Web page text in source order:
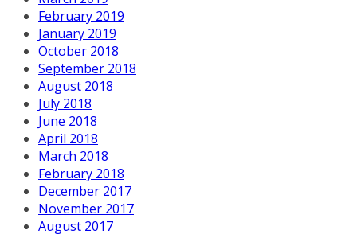
February 2019
January 2019
October 2018
September 2018
August 2018
July 2018
June 2018
April 2018
March 2018
February 2018
December 2017
November 2017
August 2017